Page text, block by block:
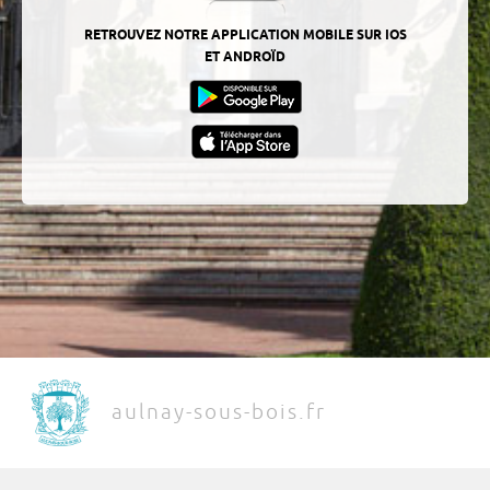
RETROUVEZ NOTRE APPLICATION MOBILE SUR IOS
ET ANDROÏD
aulnay-sous-bois.fr